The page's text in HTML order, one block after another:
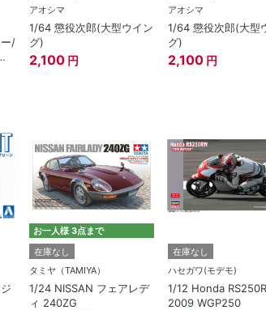
/
アオシマ
1/64 懲役次郎(大型ウイン
グ)
2,100 円
アオシマ
1/64 懲役次郎(大型
グ)
2,100 円
お一人様 3点まで
在庫なし
タミヤ（TAMIYA）
1/24 NISSAN フェアレデ
ィ 240ZG
在庫なし
ハセガワ(モデモ)
1/12 Honda
2009 WGP250